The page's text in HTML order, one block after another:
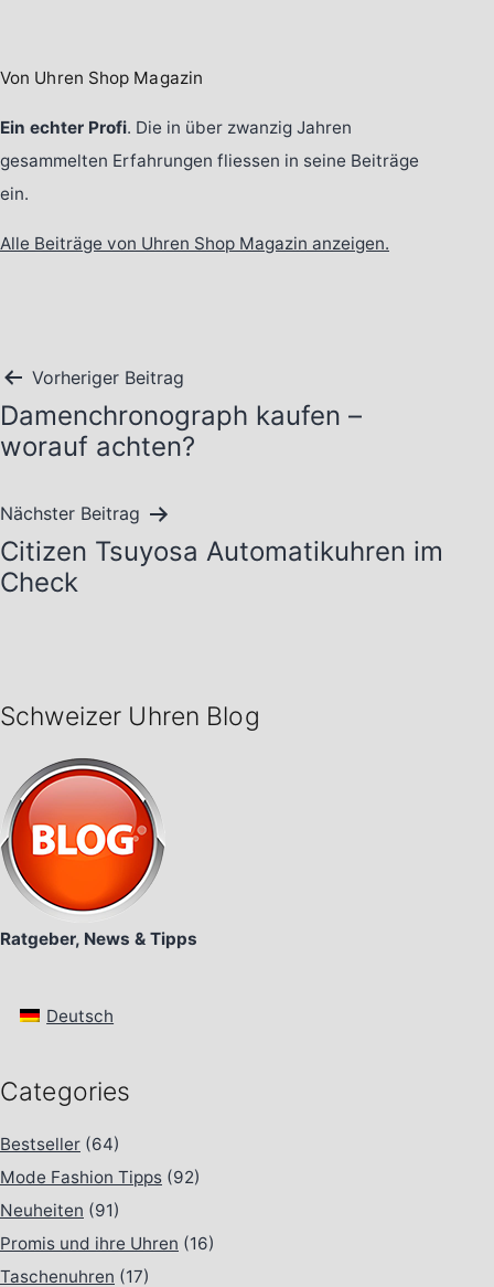
Von Uhren Shop Magazin
Ein echter Profi. Die in über zwanzig Jahren
gesammelten Erfahrungen fliessen in seine Beiträge
ein.
Alle Beiträge von Uhren Shop Magazin anzeigen.
Beitragsnavigation
Vorheriger Beitrag
Damenchronograph kaufen –
worauf achten?
Nächster Beitrag
Citizen Tsuyosa Automatikuhren im
Check
Schweizer Uhren Blog
Ratgeber, News & Tipps
Deutsch
Categories
Bestseller (64)
Mode Fashion Tipps (92)
Neuheiten (91)
Promis und ihre Uhren (16)
Taschenuhren (17)